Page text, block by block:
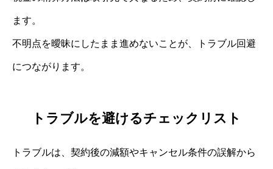
ます。
不明点を曖昧にしたまま進めないことが、トラブル回避
につながります。
トラブルを避けるチェックリスト
トラブルは、契約後の減額やキャンセル条件の誤解から